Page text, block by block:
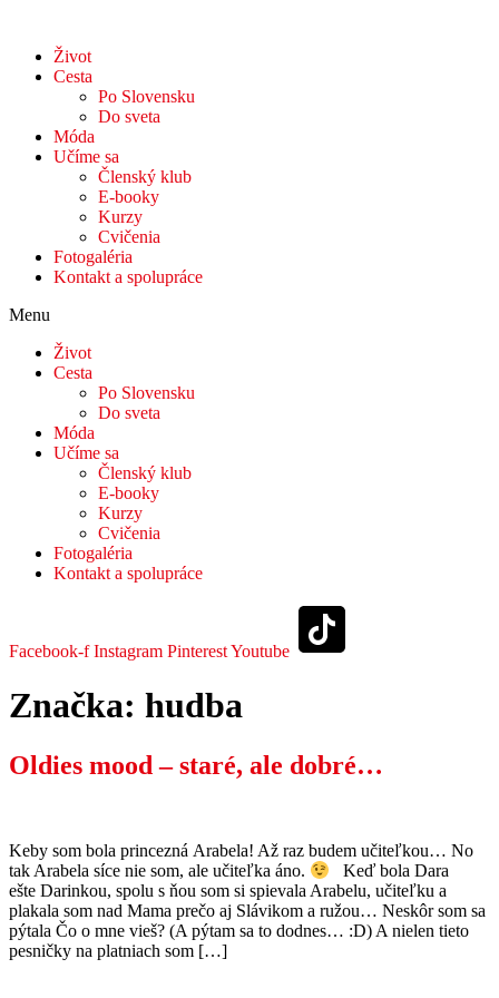
Život
Cesta
Po Slovensku
Do sveta
Móda
Učíme sa
Členský klub
E-booky
Kurzy
Cvičenia
Fotogaléria
Kontakt a spolupráce
Menu
Život
Cesta
Po Slovensku
Do sveta
Móda
Učíme sa
Členský klub
E-booky
Kurzy
Cvičenia
Fotogaléria
Kontakt a spolupráce
Facebook-f Instagram PinterestYoutube
Značka: hudba
Oldies mood – staré, ale dobré…
Keby som bola princezná Arabela! Až raz budem učiteľkou… No
tak Arabela síce nie som, ale učiteľka áno.
Keď bola Dara
ešte Darinkou, spolu s ňou som si spievala Arabelu, učiteľku a
plakala som nad Mama prečo aj Slávikom a ružou… Neskôr som sa
pýtala Čo o mne vieš? (A pýtam sa to dodnes… :D) A nielen tieto
pesničky na platniach som […]